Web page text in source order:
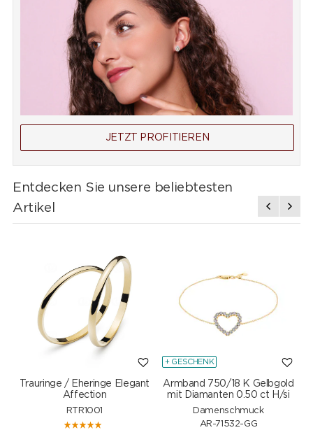
JETZT PROFITIEREN
Entdecken Sie unsere beliebtesten
Artikel
Trauringe / Eheringe Elegant
Affection
RTR1001
+ GESCHENK
Armband 750/18 K Gelbgold
mit Diamanten 0.50 ct H/si
Damenschmuck
AR-71532-GG